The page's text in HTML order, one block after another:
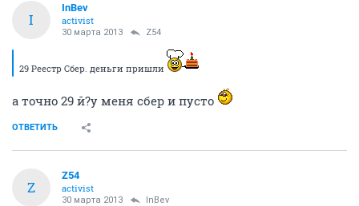
I
InBev
activist
30 марта 2013 Z54
29 Реестр Сбер. деньги пришли
а точно 29 й?у меня сбер и пусто
ОТВЕТИТЬ
Z
Z54
activist
30 марта 2013 InBev